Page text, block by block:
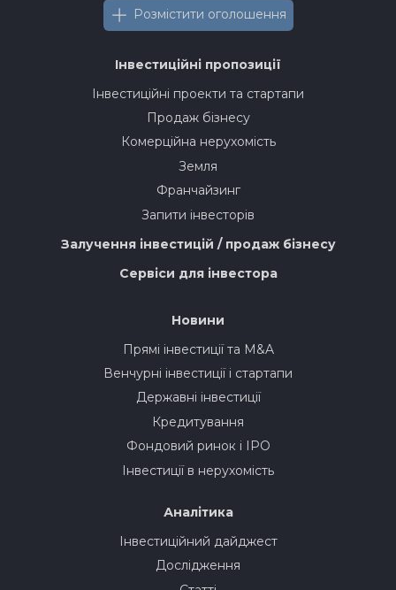
Розмістити оголошення
Інвестиційні пропозиції
Інвестиційні проекти та стартапи
Продаж бізнесу
Комерційна нерухомість
Земля
Франчайзинг
Запити інвесторів
Залучення інвестицій / продаж бізнесу
Сервіси для інвестора
Новини
Прямі інвестиції та M&A
Венчурні інвестиції і стартапи
Державні інвестиції
Кредитування
Фондовий ринок і IPO
Інвестиції в нерухомість
Аналітика
Інвестиційний дайджест
Дослідження